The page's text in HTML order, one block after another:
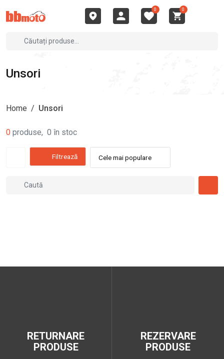
0 0
Unsori
Home / Unsori
0 produse, 0 în stoc
Filtrează Cele mai populare
RETURNARE
PRODUSE
REZERVARE
PRODUSE